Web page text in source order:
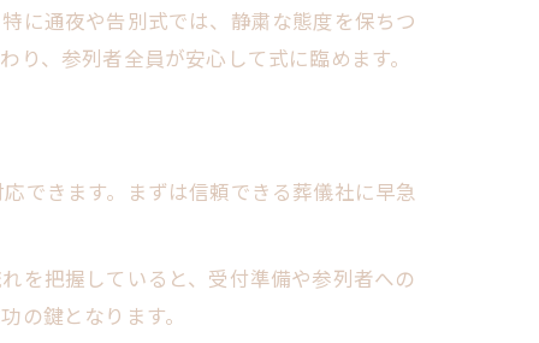
に通夜や告別式では、静粛な態度を保ちつ
、参列者全員が安心して式に臨めます。
できます。まずは信頼できる葬儀社に早急
を把握していると、受付準備や参列者への
の鍵となります。